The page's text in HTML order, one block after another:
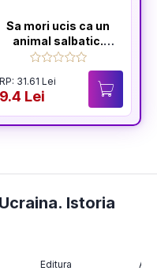
Sa mori ucis ca un
animal salbatic.
Seria Sfarsitul
Ceausestilor Vol.2
31.61 Lei
Lei
Istoria
Editura